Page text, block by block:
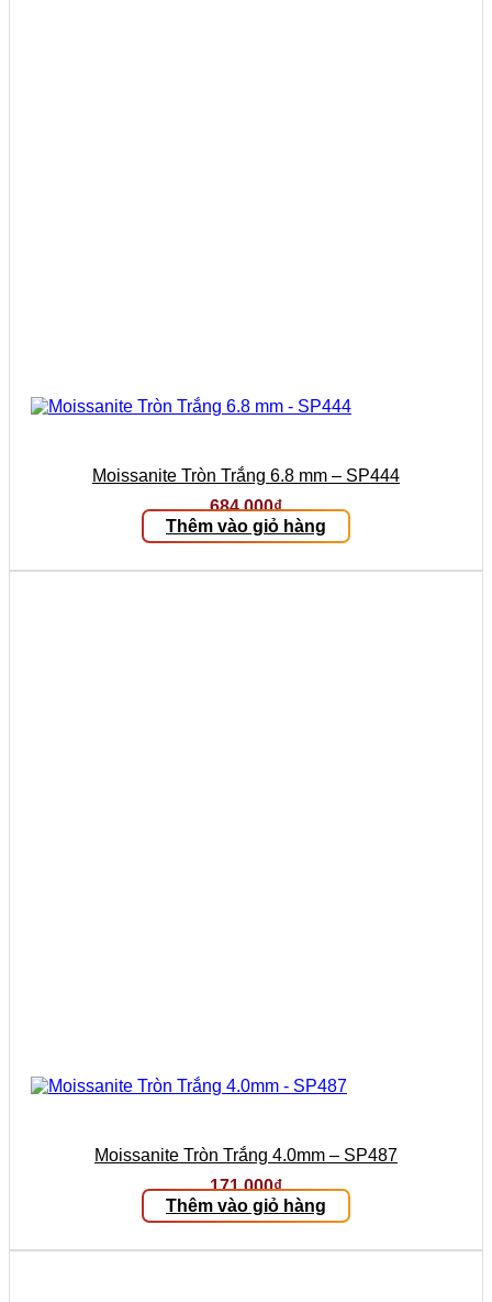
Moissanite Tròn Trắng 6.8 mm – SP444
684.000₫
Thêm vào giỏ hàng
Moissanite Tròn Trắng 4.0mm – SP487
171.000₫
Thêm vào giỏ hàng